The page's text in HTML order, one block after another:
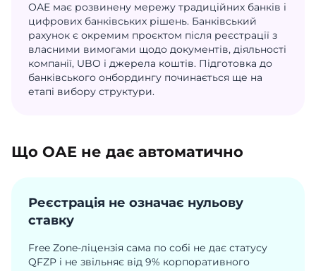
ОАЕ має розвинену мережу традиційних банків і
цифрових банківських рішень. Банківський
рахунок є окремим проєктом після реєстрації з
власними вимогами щодо документів, діяльності
компанії, UBO і джерела коштів. Підготовка до
банківського онбордингу починається ще на
етапі вибору структури.
Що ОАЕ не дає автоматично
Реєстрація не означає нульову
ставку
Free Zone-ліцензія сама по собі не дає статусу
QFZP і не звільняє від 9% корпоративного